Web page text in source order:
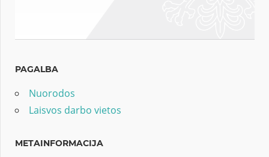
PAGALBA
Nuorodos
Laisvos darbo vietos
METAINFORMACIJA